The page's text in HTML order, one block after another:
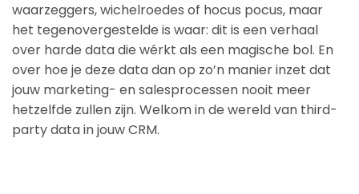
waarzeggers, wichelroedes of hocus pocus, maar
het tegenovergestelde is waar: dit is een verhaal
over harde data die wérkt als een magische bol. En
over hoe je deze data dan op zo’n manier inzet dat
jouw marketing- en salesprocessen nooit meer
hetzelfde zullen zijn. Welkom in de wereld van third-
party data in jouw CRM.